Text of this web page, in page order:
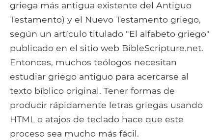
griega más antigua existente del Antiguo
Testamento) y el Nuevo Testamento griego,
según un artículo titulado "El alfabeto griego"
publicado en el sitio web BibleScripture.net.
Entonces, muchos teólogos necesitan
estudiar griego antiguo para acercarse al
texto bíblico original. Tener formas de
producir rápidamente letras griegas usando
HTML o atajos de teclado hace que este
proceso sea mucho más fácil.